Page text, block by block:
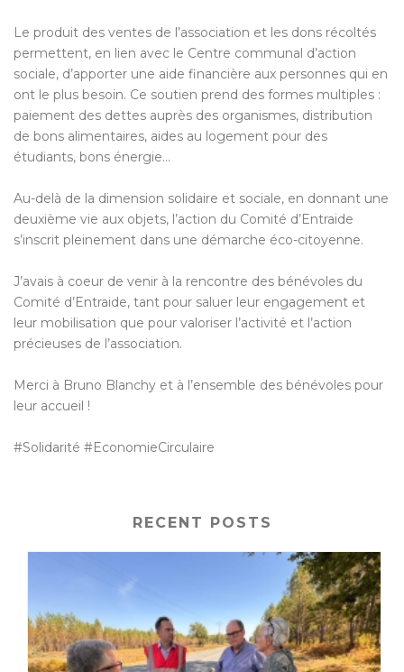
Le produit des ventes de l’association et les dons récoltés
permettent, en lien avec le Centre communal d’action
sociale, d’apporter une aide financière aux personnes qui en
ont le plus besoin. Ce soutien prend des formes multiples :
paiement des dettes auprès des organismes, distribution
de bons alimentaires, aides au logement pour des
étudiants, bons énergie…
Au-delà de la dimension solidaire et sociale, en donnant une
deuxième vie aux objets, l’action du Comité d’Entraide
s’inscrit pleinement dans une démarche éco-citoyenne.
J’avais à coeur de venir à la rencontre des bénévoles du
Comité d’Entraide, tant pour saluer leur engagement et
leur mobilisation que pour valoriser l’activité et l’action
précieuses de l’association.
Merci à Bruno Blanchy et à l’ensemble des bénévoles pour
leur accueil !
#Solidarité #EconomieCirculaire
RECENT POSTS